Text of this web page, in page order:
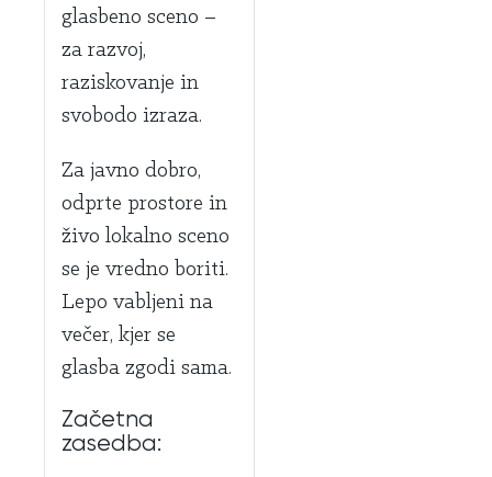
glasbeno sceno –
za razvoj,
raziskovanje in
svobodo izraza.
Za javno dobro,
odprte prostore in
živo lokalno sceno
se je vredno boriti.
Lepo vabljeni na
večer, kjer se
glasba zgodi sama.
Začetna
zasedba: